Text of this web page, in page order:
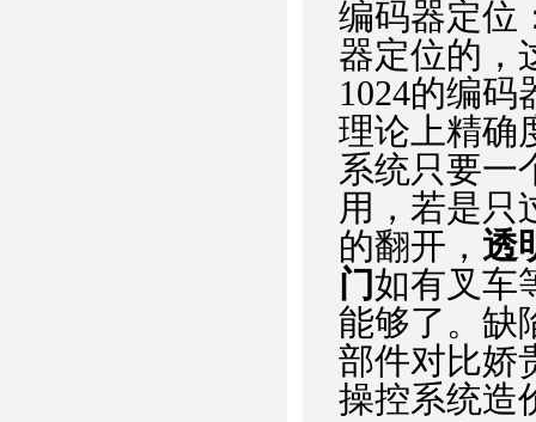
编码器定位
器定位的，
1024的编码
理论上精确
系统只要一
用，若是只
的翻开， 透
门如有叉车
能够了。缺
部件对比娇
操控系统造